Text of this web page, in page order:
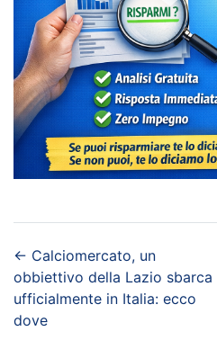
← Calciomercato, un
obbiettivo della Lazio sbarca
ufficialmente in Italia: ecco
dove